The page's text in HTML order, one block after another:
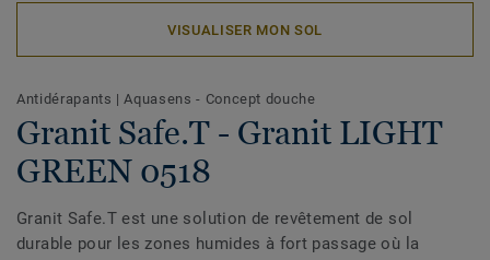
VISUALISER MON SOL
Antidérapants |Aquasens - Concept douche
Granit Safe.T - Granit LIGHT
GREEN 0518
Granit Safe.T est une solution de revêtement de sol
durable pour les zones humides à fort passage où la